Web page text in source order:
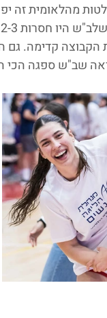
מהלאומית זה
הקבוצה קדימה.
שב"ש ספגה הכי